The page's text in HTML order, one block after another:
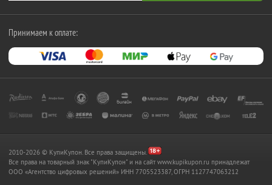
Принимаем к оплате:
2010-2026 © КупиКупон. Все права защищены.
Все права на товарный знак "КупиКупон" и на сайт www.kupikupon.ru принадлежат
OOO «Агентство цифровых решений» ИНН 7705523387, ОГРН 1127747063212